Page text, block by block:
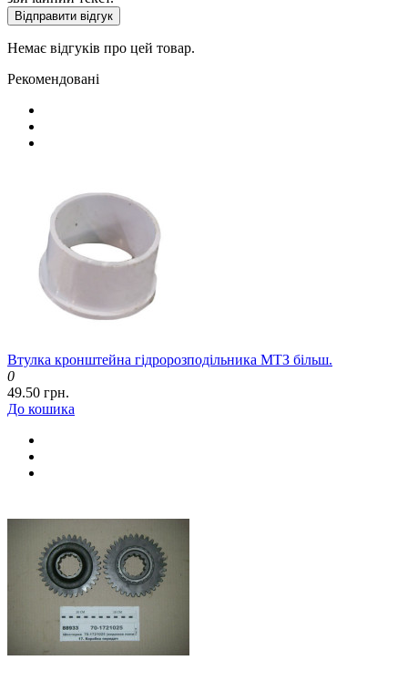
Відправити відгук
Немає відгуків про цей товар.
Рекомендовані
Втулка кронштейна гідророзподільника МТЗ більш.
0
49.50 грн.
До кошика